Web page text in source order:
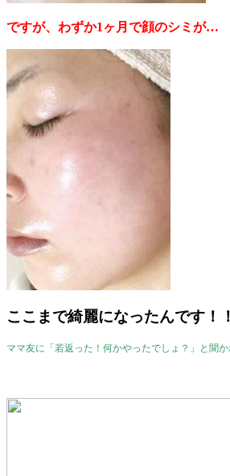
ですが、わずか1ヶ月で顔のシミが…
ここまで綺麗になったんです！！
ママ友に「若返った！何かやったでしょ？」と聞か